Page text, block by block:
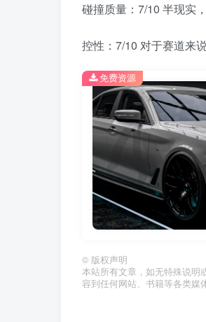
碰撞质量：7/10 半现实，
控性：7/10 对于赛道来
免费资源
© 版权声明
本站所有文章，如无特殊说明
容到任何网站、书籍等各类媒